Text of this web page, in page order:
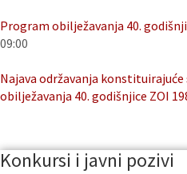
Program obilježavanja 40.
09:00
Najava održavanja
obilježavanja 40. godišnjice ZOI
Konkursi i javni pozivi